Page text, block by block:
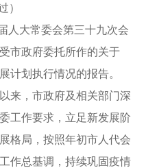
）
人大常委会第三十九次会
市政府委托所作的关于
计划执行情况的报告。
来，市政府及相关部门深
工作要求，立足新发展阶
格局，按照年初市人代会
作总基调，持续巩固疫情